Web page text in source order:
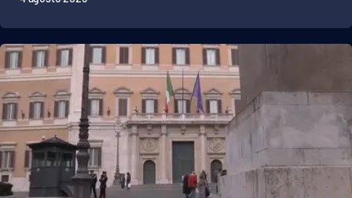
LAC
NETWORK
Lacplay.it
Lactv.it
Laconair.it